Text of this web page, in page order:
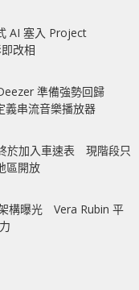
AI 塞入 Project
改相
準備強勢回歸
串流音樂播放器
於加入車速表 現階段只
區開放
構曝光 Vera Rubin 平